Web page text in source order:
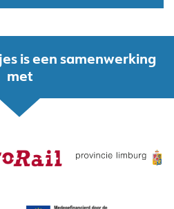
is een samenwerking
met